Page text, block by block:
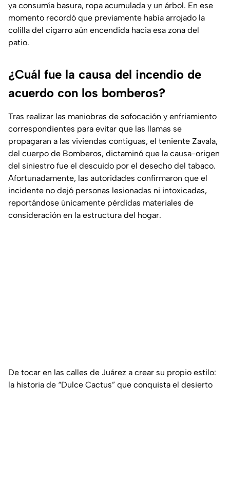
ya consumía basura, ropa acumulada y un árbol. En ese
momento recordó que previamente había arrojado la
colilla del cigarro aún encendida hacia esa zona del
patio.
¿Cuál fue la causa del incendio de
acuerdo con los bomberos?
Tras realizar las maniobras de sofocación y enfriamiento
correspondientes para evitar que las llamas se
propagaran a las viviendas contiguas, el teniente Zavala,
del cuerpo de Bomberos, dictaminó que la causa-origen
del siniestro fue el descuido por el desecho del tabaco.
Afortunadamente, las autoridades confirmaron que el
incidente no dejó personas lesionadas ni intoxicadas,
reportándose únicamente pérdidas materiales de
consideración en la estructura del hogar.
De tocar en las calles de Juárez a crear su propio estilo:
la historia de “Dulce Cactus” que conquista el desierto